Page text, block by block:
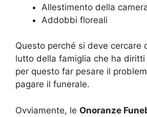
Allestimento della
Addobbi floreali
Questo perché si deve cercare
lutto della famiglia che ha
per questo far pesare il
pagare il funerale.
Ovviamente, le Onoranze